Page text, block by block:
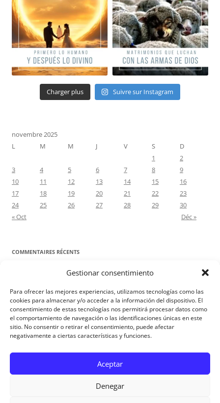
Gestionar consentimiento
Para ofrecer las mejores experiencias, utilizamos tecnologías como las
cookies para almacenar y/o acceder a la información del dispositivo. El
consentimiento de estas tecnologías nos permitirá procesar datos como
el comportamiento de navegación o las identificaciones únicas en este
sitio. No consentir o retirar el consentimiento, puede afectar
negativamente a ciertas características y funciones.
Aceptar
Denegar
Charger plus Suivre sur Instagram
novembre 2025
L
M M J V S
D
1
2
3
4 5 6 7 8
9
10
11 12 13 14 15
16
17
18 19 20 21 22
23
24
25 26 27 28 29
30
« Oct
Déc »
COMMENTAIRES RÉCENTS
Proyecto Amor ConyugaldansContre toute attente. Commentaire
pour les époux : Luc 12, 8-12
Manuel MirallesdansContre toute attente. Commentaire pour les
époux : Luc 12, 8-12